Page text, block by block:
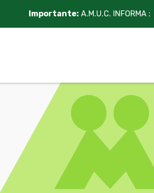
Importante: A.M.U.C. INFORMA :